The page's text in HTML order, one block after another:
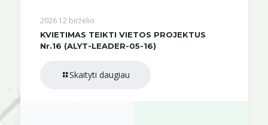
2026 12 birželio
KVIETIMAS TEIKTI VIETOS PROJEKTUS
Nr.16 (ALYT-LEADER-05-16)
Skaityti daugiau